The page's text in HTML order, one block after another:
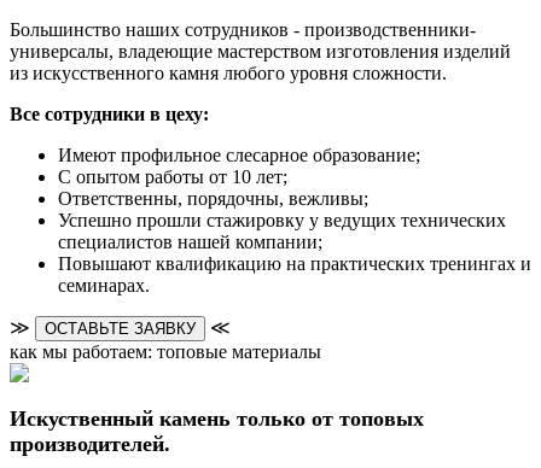
Большинство наших сотрудников - производственники-
универсалы, владеющие мастерством изготовления изделий
из искусственного камня любого уровня сложности.
Все сотрудники в цеху:
Имеют профильное слесарное образование;
С опытом работы от 10 лет;
Ответственны, порядочны, вежливы;
Успешно прошли стажировку у ведущих технических
специалистов нашей компании;
Повышают квалификацию на практических тренингах и
семинарах.
≫ ОСТАВЬТЕ ЗАЯВКУ
≪
как мы работаем: топовые материалы
Искуственный камень только от топовых
производителей.